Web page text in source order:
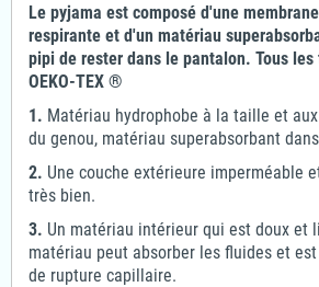
Le pyjama est composé d'une
respirante et d'un matériau
pipi de rester dans le pantalon. Tous
OEKO-TEX ®
1. Matériau hydrophobe à la taille et
du genou, matériau superabsorbant
2. Une couche extérieure imperméable
très bien.
3. Un matériau intérieur qui est doux et
matériau peut absorber les fluides et
de rupture capillaire.